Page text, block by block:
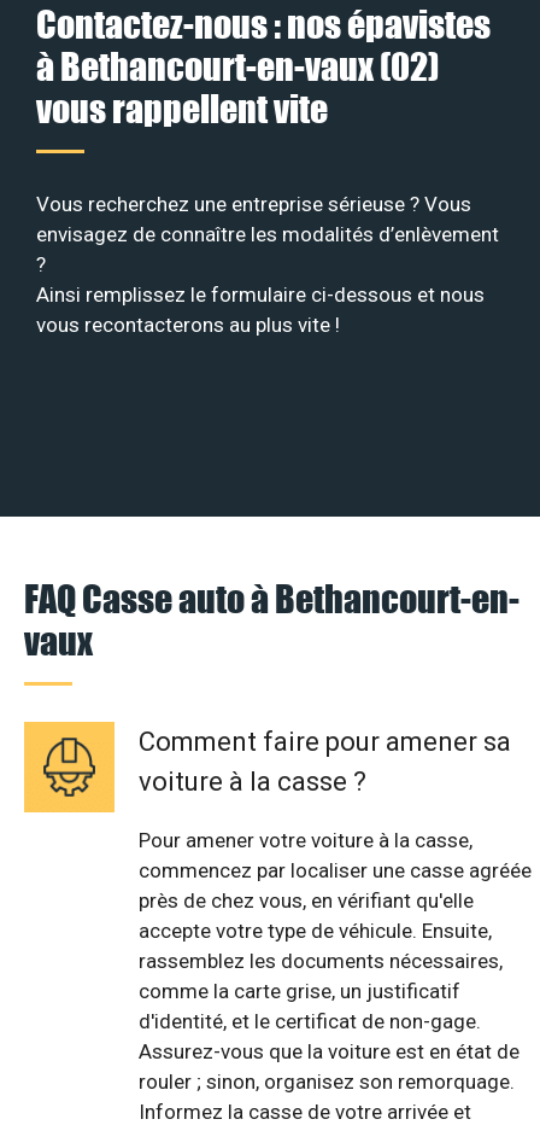
Contactez-nous : nos épavistes
à Bethancourt-en-vaux (02)
vous rappellent vite
Vous recherchez une entreprise sérieuse ? Vous
envisagez de connaître les modalités d’enlèvement
?
Ainsi remplissez le formulaire ci-dessous et nous
vous recontacterons au plus vite !
FAQ Casse auto à Bethancourt-en-
vaux
Comment faire pour amener sa
voiture à la casse ?
Pour amener votre voiture à la casse,
commencez par localiser une casse agréée
près de chez vous, en vérifiant qu'elle
accepte votre type de véhicule. Ensuite,
rassemblez les documents nécessaires,
comme la carte grise, un justificatif
d'identité, et le certificat de non-gage.
Assurez-vous que la voiture est en état de
rouler ; sinon, organisez son remorquage.
Informez la casse de votre arrivée et